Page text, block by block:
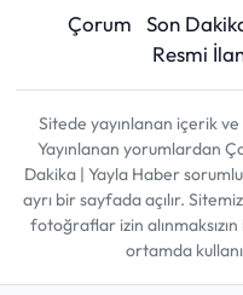
Çorum Son
Resmi
Sitede yayınlanan içerik
Yayınlanan yorumlardan
Dakika | Yayla Haber
ayrı bir sayfada açılır.
fotoğraflar izin
ortamda